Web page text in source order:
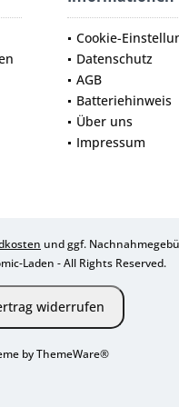
Cookie-
Datenschutz
AGB
Batteriehinweis
Über uns
Impressum
und ggf.
Laden - All Rights Reserved.
widerrufen
byThemeWare®